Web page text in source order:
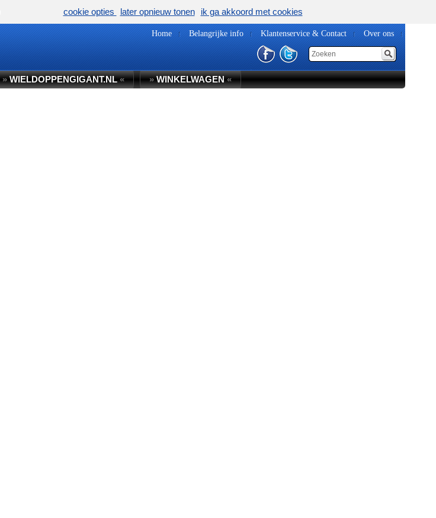
Home Belangrijke info Klantenservice & Contact Over ons
»WIELDOPPENGIGANT.NL« »WINKELWAGEN«
cookie opties later opnieuw tonen ik ga akkoord met cookies